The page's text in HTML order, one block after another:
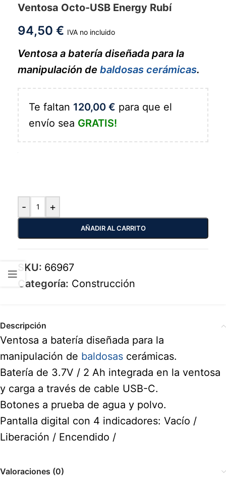
Ventosa Octo-USB Energy Rubí
94,50 € IVA no incluido
Ventosa a batería diseñada para la
manipulación de baldosas cerámicas.
Te faltan 120,00 € para que el
envío sea GRATIS!
- +
AÑADIR AL CARRITO
SKU: 66967
Categoría: Construcción
Descripción
Ventosa a batería diseñada para la
manipulación de baldosas cerámicas.
Batería de 3.7V / 2 Ah integrada en la ventosa
y carga a través de cable USB-C.
Botones a prueba de agua y polvo.
Pantalla digital con 4 indicadores: Vacío /
Liberación / Encendido /
Valoraciones (0)